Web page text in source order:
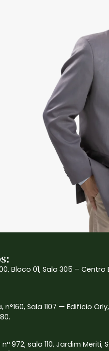
Bloco 01, Sala 305 –
Sala 1107 — Edifício
972, sala 110, Jardim